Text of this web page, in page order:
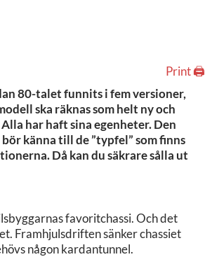
Print 🖨
80-talet funnits i fem versioner,
ska räknas som helt ny och
har haft sina egenheter. Den
känna till de ”typfel” som finns
Då kan du säkrare sålla ut
favoritchassi. Och det
Framhjulsdriften sänker chassiet
någon kardantunnel.